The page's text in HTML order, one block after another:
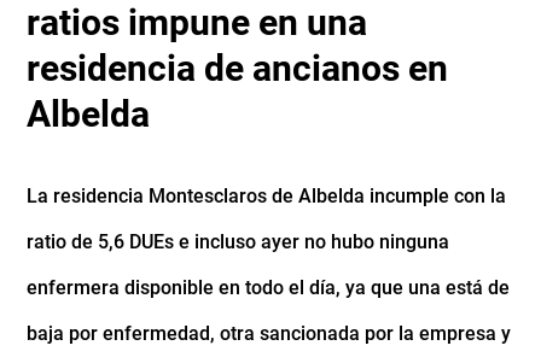
ratios impune en una
residencia de ancianos en
Albelda
La residencia Montesclaros de Albelda incumple con la
ratio de 5,6 DUEs e incluso ayer no hubo ninguna
enfermera disponible en todo el día, ya que una está de
baja por enfermedad, otra sancionada por la empresa y